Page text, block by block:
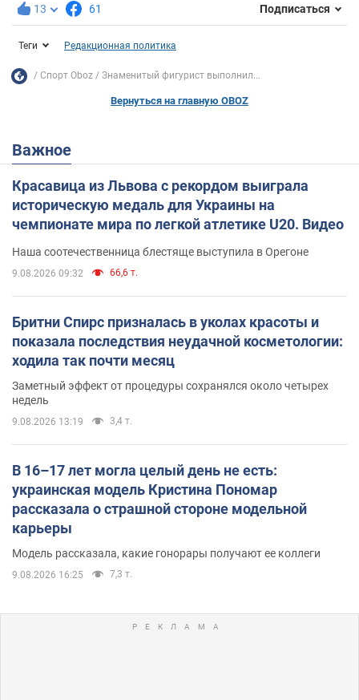
13 61 Подписаться
Теги Редакционная политика
Спорт Oboz Знаменитый фигурист выполнил...
Вернуться на главную OBOZ
Важное
Красавица из Львова с рекордом выиграла
историческую медаль для Украины на
чемпионате мира по легкой атлетике U20. Видео
Наша соотечественница блестяще выступила в Орегоне
9.08.2026 09:32 66,6 т.
Бритни Спирс призналась в уколах красоты и
показала последствия неудачной косметологии:
ходила так почти месяц
Заметный эффект от процедуры сохранялся около четырех
недель
9.08.2026 13:19 3,4 т.
В 16–17 лет могла целый день не есть:
украинская модель Кристина Пономар
рассказала о страшной стороне модельной
карьеры
Модель рассказала, какие гонорары получают ее коллеги
9.08.2026 16:25 7,3 т.